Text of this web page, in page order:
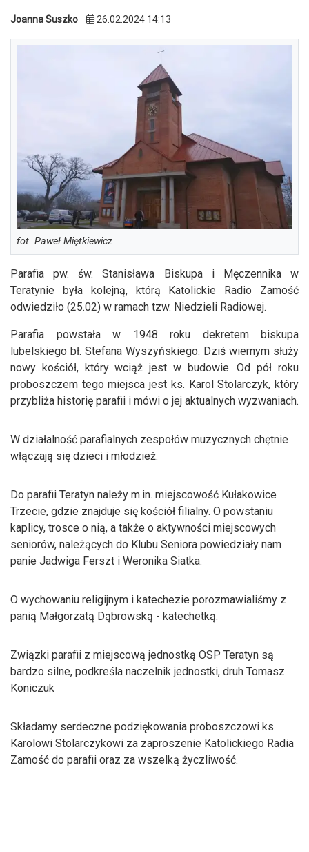
Joanna Suszko 26.02.2024 14:13
fot. Paweł Miętkiewicz
Parafia pw. św. Stanisława Biskupa i Męczennika w
Teratynie była kolejną, którą Katolickie Radio Zamość
odwiedziło (25.02) w ramach tzw. Niedzieli Radiowej.
Parafia powstała w 1948 roku dekretem biskupa
lubelskiego bł. Stefana Wyszyńskiego. Dziś wiernym służy
nowy kościół, który wciąż jest w budowie. Od pół roku
proboszczem tego miejsca jest ks. Karol Stolarczyk, który
przybliża historię parafii i mówi o jej aktualnych wyzwaniach.
W działalność parafialnych zespołów muzycznych chętnie
włączają się dzieci i młodzież.
Do parafii Teratyn należy m.in. miejscowość Kułakowice
Trzecie, gdzie znajduje się kościół filialny. O powstaniu
kaplicy, trosce o nią, a także o aktywności miejscowych
seniorów, należących do Klubu Seniora powiedziały nam
panie Jadwiga Ferszt i Weronika Siatka.
O wychowaniu religijnym i katechezie porozmawialiśmy z
panią Małgorzatą Dąbrowską - katechetką.
Związki parafii z miejscową jednostką OSP Teratyn są
bardzo silne, podkreśla naczelnik jednostki, druh Tomasz
Koniczuk
Składamy serdeczne podziękowania proboszczowi ks.
Karolowi Stolarczykowi za zaproszenie Katolickiego Radia
Zamość do parafii oraz za wszelką życzliwość.